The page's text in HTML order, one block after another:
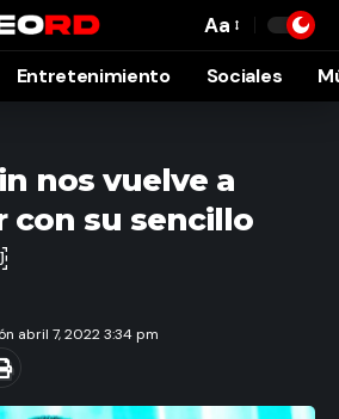
Font
Resizer
Aa
Entretenimiento Sociales
nos vuelve a
con su sencillo
abril 7, 2022 3:34 pm